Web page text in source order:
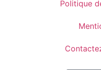
Politique